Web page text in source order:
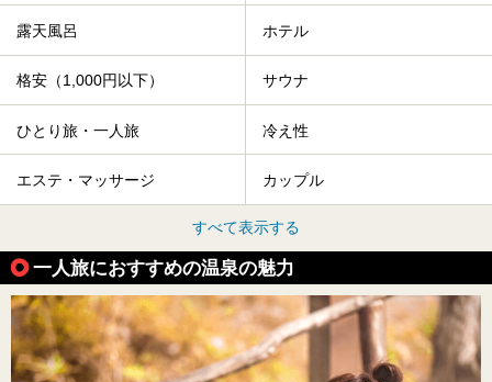
露天風呂 ホテル
格安（1,000円以下） サウナ
ひとり旅・一人旅 冷え性
エステ・マッサージ カップル
すべて表示する
一人旅におすすめの温泉の魅力